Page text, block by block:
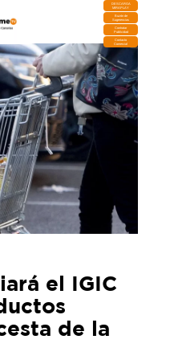
DESCARGA
MIRAPLAY
Buzón de
Sugerencias
Contratar
Publicidad
Contacto
Comercial
el IGIC
de la